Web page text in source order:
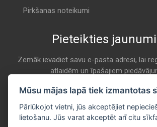
A 898
33038200
VALMET
A 898
Air
VALTRA-VALMET
Pirkšanas noteikumi
Pieteikties
Zemāk ievadiet savu e-pasta adresi, lai
atlaidēm un īpašajiem
E-pasta
Mūsu mājas lapā tiek izmantotas
Pārlūkojot vietni, jūs akceptējiet
lietošanu. Jūs varat akceptēt arī citu